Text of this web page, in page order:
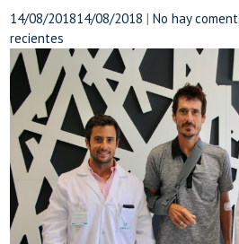
14/08/201814/08/2018 |No hay
recientes